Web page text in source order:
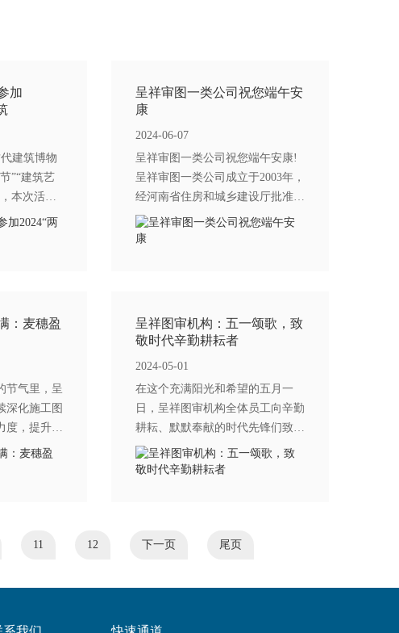
加
建筑博物
”“建筑艺
本次活动
委会主办，
京西城知
呈祥审图一类公司祝您端午安
康
2024-06-07
呈祥审图一类公司祝您端午安康!
呈祥审图一类公司成立于2003年，
经河南省住房和城乡建设厅批准具
有房屋建筑施工图设计文件审查一
类资质（认定书编号:16030）,拥
：麦穗盈
节气里，呈
深化施工图
度，提升审
业、严谨
设贡献更
呈祥图审机构：五一颂歌，致
敬时代辛勤耕耘者
2024-05-01
在这个充满阳光和希望的五月一
日，呈祥图审机构全体员工向辛勤
耕耘、默默奉献的时代先锋们致以
最崇高的敬意。五一劳动节，是劳
动者的节日，更是我们表达对所有
11 12 下一页 尾页